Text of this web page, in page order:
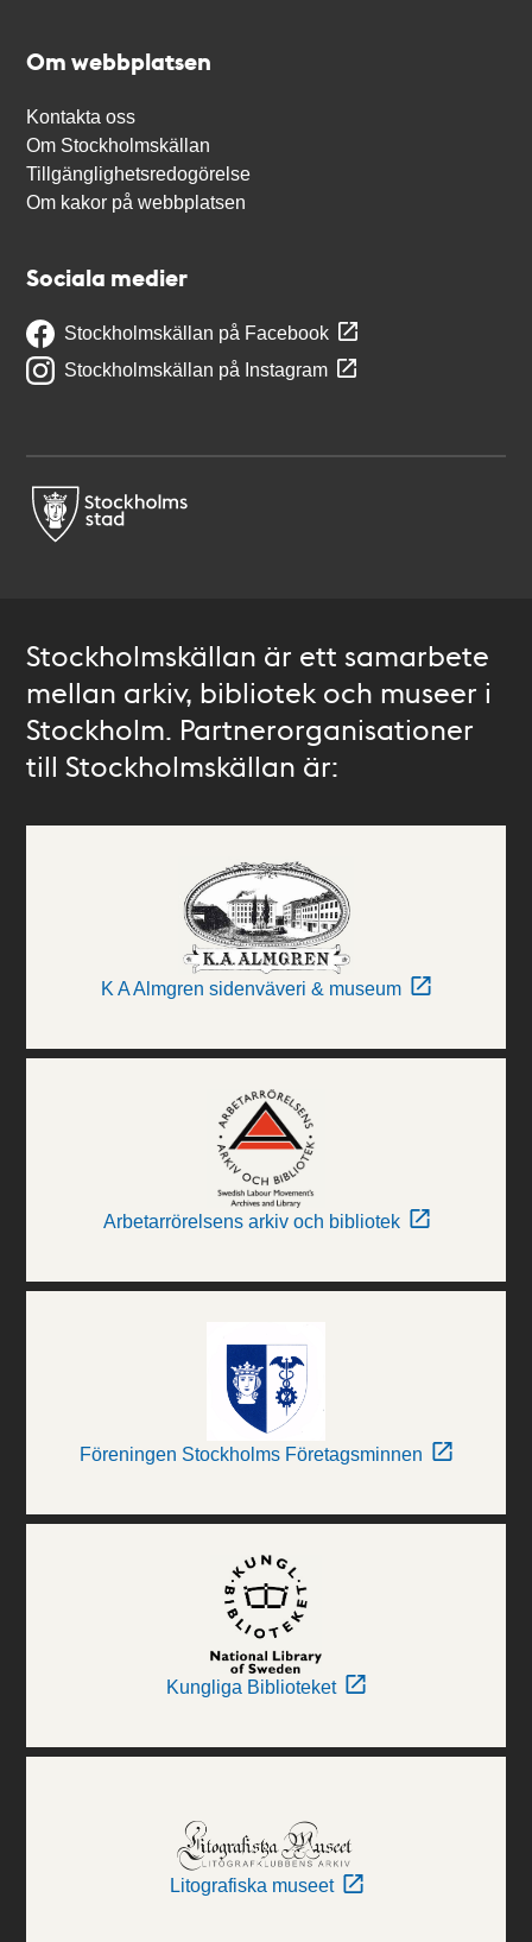
Om webbplatsen
Kontakta oss
Om Stockholmskällan
Tillgänglighetsredogörelse
Om kakor på webbplatsen
Sociala medier
Stockholmskällan på Facebook
Stockholmskällan på Instagram
Stockholmskällan är ett samarbete
mellan arkiv, bibliotek och museer i
Stockholm. Partnerorganisationer
till Stockholmskällan är:
K A Almgren sidenväveri & museum
Arbetarrörelsens arkiv och bibliotek
Föreningen Stockholms Företagsminnen
Kungliga Biblioteket
Litografiska museet